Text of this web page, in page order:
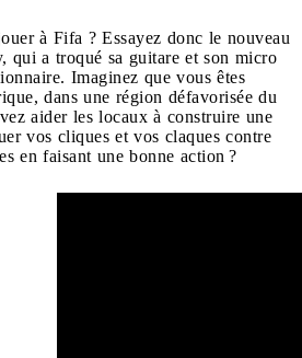
à Fifa ? Essayez donc le nouveau
qui a troqué sa guitare et son micro
Imaginez que vous êtes
dans une région défavorisée du
aider les locaux à construire une
vos cliques et vos claques contre
en faisant une bonne action ?